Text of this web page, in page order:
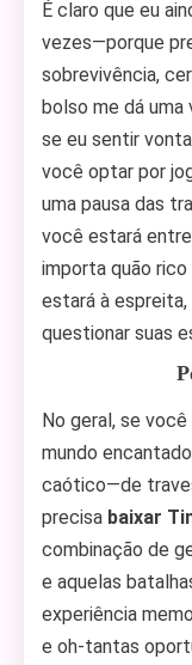
É claro que eu
vezes—porque
sobrevivência,
bolso me dá uma
se eu sentir
você optar por
uma pausa das
você estará
importa quão
estará à
questionar suas
No geral, se
mundo
caótico—de
precisa baixar
combinação de
e aquelas
experiência
e oh-tantas